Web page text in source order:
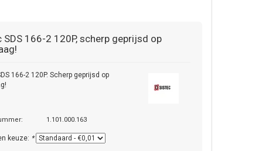
SDS 166-2 120P, scherp geprijsd op
166-2 120P. Scherp geprijsd op
1.101.000.163
keuze: *